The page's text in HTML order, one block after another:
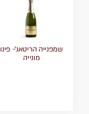
שמפנייה הריטאג’- פינו
מונייה